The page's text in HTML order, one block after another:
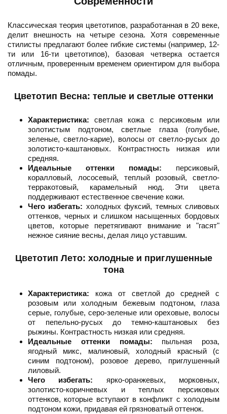
Классическая теория цветотипов, разработанная в 20 веке,
делит внешность на четыре сезона. Хотя современные
стилисты предлагают более гибкие системы (например, 12-
ти или 16-ти цветотипов), базовая четверка остается
отличным, проверенным временем ориентиром для выбора
помады.
Цветотип Весна: теплые и светлые оттенки
Характеристика: светлая кожа с персиковым или
золотистым подтоном, светлые глаза (голубые,
зеленые, светло-карие), волосы от светло-русых до
золотисто-каштановых. Контрастность низкая или
средняя.
Идеальные оттенки помады: персиковый,
коралловый, лососевый, теплый розовый, светло-
терракотовый, карамельный нюд. Эти цвета
поддерживают естественное свечение кожи.
Чего избегать: холодных фуксий, темных сливовых
оттенков, черных и слишком насыщенных бордовых
цветов, которые перетягивают внимание и "гасят"
нежное сияние весны, делая лицо уставшим.
Цветотип Лето: холодные и приглушенные
тона
Характеристика: кожа от светлой до средней с
розовым или холодным бежевым подтоном, глаза
серые, голубые, серо-зеленые или ореховые, волосы
от пепельно-русых до темно-каштановых без
рыжины. Контрастность низкая или средняя.
Идеальные оттенки помады: пыльная роза,
ягодный микс, малиновый, холодный красный (с
синим подтоном), розовое дерево, приглушенный
лиловый.
Чего избегать: ярко-оранжевых, морковных,
золотисто-коричневых и теплых персиковых
оттенков, которые вступают в конфликт с холодным
подтоном кожи, придавая ей грязноватый оттенок.